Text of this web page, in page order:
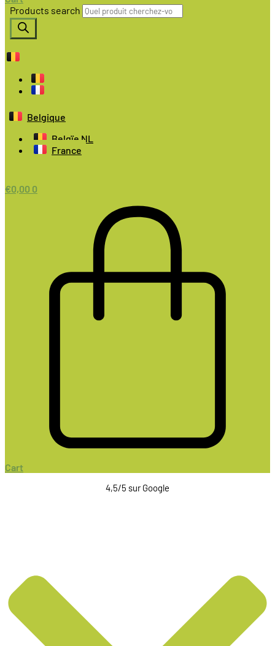
Products search
Belgique
Belgïe NL
France
€0,00 0
Cart
4,5/5 sur Google